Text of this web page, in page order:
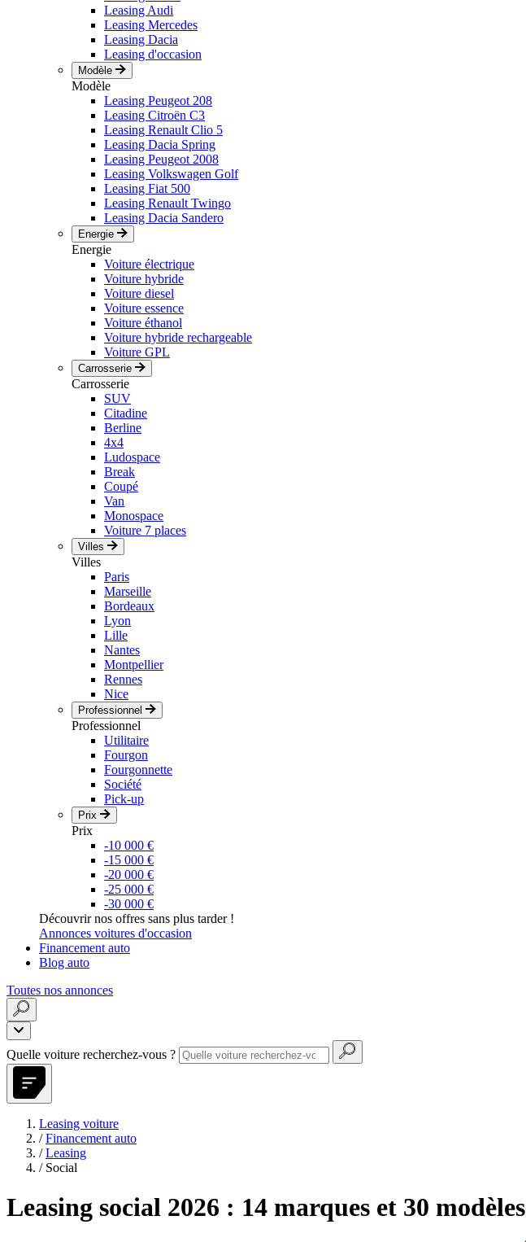
Leasing Audi
Leasing Mercedes
Leasing Dacia
Leasing d'occasion
Modèle
Modèle
Leasing Peugeot 208
Leasing Citroën C3
Leasing Renault Clio 5
Leasing Dacia Spring
Leasing Peugeot 2008
Leasing Volkswagen Golf
Leasing Fiat 500
Leasing Renault Twingo
Leasing Dacia Sandero
Energie
Energie
Voiture électrique
Voiture hybride
Voiture diesel
Voiture essence
Voiture éthanol
Voiture hybride rechargeable
Voiture GPL
Carrosserie
Carrosserie
SUV
Citadine
Berline
4x4
Ludospace
Break
Coupé
Van
Monospace
Voiture 7 places
Villes
Villes
Paris
Marseille
Bordeaux
Lyon
Lille
Nantes
Montpellier
Rennes
Nice
Professionnel
Professionnel
Utilitaire
Fourgon
Fourgonnette
Société
Pick-up
Prix
Prix
-10 000 €
-15 000 €
-20 000 €
-25 000 €
-30 000 €
Découvrir nos offres sans plus tarder !
Annonces voitures d'occasion
Financement auto
Blog auto
Toutes nos annonces
Quelle voiture recherchez-vous ?
Leasing voiture
/ Financement auto
/ Leasing
/ Social
Leasing social 2026 : 14 marques et 30 modèles